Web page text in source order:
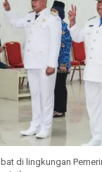
di lingkungan